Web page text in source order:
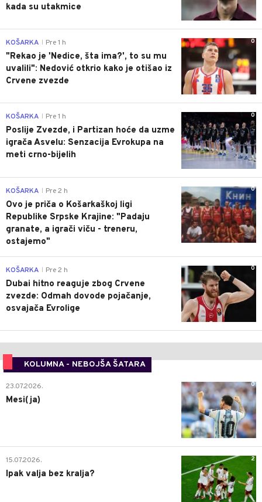
kada su utakmice
0
KOŠARKA Pre 1 h
"Rekao je 'Nedice, šta ima?', to su mu
uvalili": Nedović otkrio kako je otišao iz
Crvene zvezde
0
KOŠARKA Pre 1 h
Poslije Zvezde, i Partizan hoće da uzme
igrača Asvelu: Senzacija Evrokupa na
meti crno-bijelih
0
KOŠARKA Pre 2 h
Ovo je priča o Košarkaškoj ligi
Republike Srpske Krajine: "Padaju
granate, a igrači viču - treneru,
ostajemo"
0
KOŠARKA Pre 2 h
Dubai hitno reaguje zbog Crvene
zvezde: Odmah dovode pojačanje,
osvajača Evrolige
KOLUMNA - NEBOJŠA ŠATARA
0
23.07.2026.
Mesi(ja)
2
15.07.2026.
Ipak valja bez kralja?